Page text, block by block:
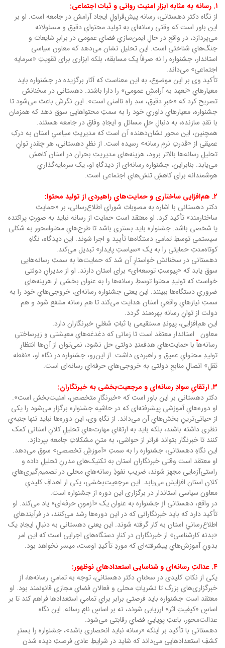
۱. رسانه به مثابه ابزار امنیت روانی و ثبات اجتماعی:
از نگاه دکتر دهستانی، رسانه پیش‌قراولِ ایجاد آرامش در جامعه است. او بر
این باور است که وقتی رسانه‌ای به تولید محتوایِ دقیق و مسئولانه
می‌پردازد، در واقع در حالِ ایمن‌سازیِ فضایِ عمومی در برابرِ شایعات و
جنگ‌هایِ شناختی است. این تحلیل نشان می‌دهد که معاون سیاسی
استاندار، جشنواره را نه صرفاً یک مسابقه، بلکه ابزاری برای تقویتِ «سرمایه
اجتماعی» می‌داند.
تأکید وی بر این موضوع، به این معناست که آثار برگزیده در جشنواره باید
معیارهایِ «تعهد به آرامشِ عمومی» را دارا باشند. دهستانی در سخنانش
تصریح کرد که «خبرِ دقیق، سدِ راهِ ناامنی است». این نگرش باعث می‌شود تا
جشنواره، معیارهایِ داوریِ خود را به سمتِ محتواهایی سوق دهد که همزمان
با نقدِ سازنده، به دنبالِ حلِ مسائل و ایجادِ وفاق در جامعه هستند.
همچنین، این محور نشان‌دهنده آن است که مدیریتِ سیاسیِ استان به درکِ
عمیقی از «قدرتِ نرمِ رسانه» رسیده است. از نظرِ دهستانی، هر چقدرِ توانِ
تحلیلِ رسانه‌ها بالاتر برود، هزینه‌هایِ مدیریتِ بحران در استان کاهش
می‌یابد. بنابراین، جشنواره رسانه‌ای از دیدگاهِ او، یک سرمایه‌گذاریِ
هوشمندانه برای کاهشِ تنش‌هایِ اجتماعی است.
۲. هم‌افزایی ساختاری و حمایت‌هایِ راهبردی از تولید محتوا:
دکتر دهستانی با اشاره به مصوباتِ شورایِ اطلاع‌رسانی، بر «حمایتِ
ساختارمند» تأکید کرد. او معتقد است حمایت از رسانه نباید به صورتِ پراکنده
یا شخصی باشد. جشنواره باید بستری باشد تا طرح‌هایِ محتوامحور به شکلی
سیستمی توسطِ تمامی دستگاه‌ها تأیید و اجرا شوند. این دیدگاه، نگاهِ
کوتاه‌مدتِ حمایتی را به یک «سیاستِ پایدار» تبدیل می‌کند.
دهستانی در سخنانش خواستارِ آن شد که حمایت‌ها به سمتِ رسانه‌هایی
سوق یابد که «پیوستِ توسعه‌ای» برای استان دارند. او از مدیرانِ دولتی
خواست که تولیدِ محتوا توسطِ رسانه‌ها را به عنوان بخشی از هزینه‌هایِ
ضروریِ دستگاه‌ها ببینند. این یعنی جشنواره رسانه‌ای، خروجی‌هایِ خود را به
سمتِ نیازهایِ واقعیِ استان هدایت می‌کند تا هم رسانه منتفع شود و هم
دولت از توانِ رسانه بهره‌مند گردد.
این هم‌افزایی، پیوندِ مستقیمی با ثباتِ شغلیِ خبرنگاران دارد.
معاون استاندار معتقد است تا زمانی که دغدغه‌هایِ معیشتی و زیرساختیِ
رسانه‌ها با حمایت‌هایِ هدفمندِ دولتی حل نشود، نمی‌توان از آن‌ها انتظارِ
تولیدِ محتوایِ عمیق و راهبردی داشت. از این‌رو، جشنواره در نگاهِ او، «نقطه
ثقلِ» اتصالِ منابعِ دولتی به خروجی‌هایِ حرفه‌ایِ رسانه‌ای است.
۳. ارتقایِ سوادِ رسانه‌ای و مرجعیت‌بخشی به خبرنگاران:
دکتر دهستانی بر این باور است که «خبرنگارِ متخصص، امنیت‌بخش است».
او دوره‌هایِ آموزشیِ پیشرفته‌ای که در حاشیه جشنواره برگزار می‌شود را یکی
از حیاتی‌ترینِ بخش‌هایِ آن می‌داند. از نگاهِ وی، این دوره‌ها نباید تنها جنبه‌یِ
نظری داشته باشند، بلکه باید به ارتقایِ مهارت‌هایِ تحلیلِ کلانِ استانی کمک
کنند تا خبرنگار بتواند فراتر از حواشی، به متنِ مشکلاتِ جامعه بپردازد.
این نگاهِ دهستانی، جشنواره را به سمتِ «آموزشِ تخصصی» سوق می‌دهد.
او معتقد است وقتی خبرنگارانِ استان به تکنیک‌هایِ مدرنِ تحلیلِ داده و
راستی‌آزمایی مجهز شوند، ضریبِ نفوذِ رسانه‌هایِ محلی در تصمیم‌گیری‌هایِ
کلانِ استان افزایش می‌یابد. این مرجعیت‌بخشی، یکی از اهدافِ کلیدیِ
معاون سیاسی استاندار در برگزاری این دوره از جشنواره است.
در واقع، دهستانی از جشنواره به عنوان یک «آزمونِ حرفه‌ای» یاد می‌کند. او
تأکید دارد که باید خبرنگارانی که در این دوره‌ها رشد می‌کنند، در فرآیندهایِ
اطلاع‌رسانیِ استان به کار گرفته شوند. این یعنی دهستانی به دنبالِ ایجادِ یک
«بدنه کارشناسی» از خبرنگاران در کنارِ دستگاه‌هایِ اجرایی است که این امر
بدونِ آموزش‌هایِ پیشرفته‌ای که موردِ تأکیدِ اوست، میسر نخواهد بود.
۴. عدالتِ رسانه‌ای و شناسایی استعدادهایِ نوظهور:
یکی از نکاتِ کلیدی در سخنانِ دکتر دهستانی، توجه به تمامیِ رسانه‌ها، از
خبرگزاری‌هایِ بزرگ تا نشریاتِ محلی و فعالانِ فضایِ مجازیِ قانونمند بود. او
معتقد است جشنواره باید فرصتی برابر برایِ تمامیِ استعدادها فراهم کند تا بر
اساسِ «کیفیتِ اثر» ارزیابی شوند، نه بر اساسِ نامِ رسانه. این نگاهِ
عدالت‌محور، باعثِ پویاییِ فضایِ رقابتی می‌شود.
دهستانی با تأکید بر اینکه «رسانه نباید انحصاری باشد»، جشنواره را بسترِ
کشفِ استعدادهایی می‌داند که شاید در شرایطِ عادی فرصتِ دیده شدن